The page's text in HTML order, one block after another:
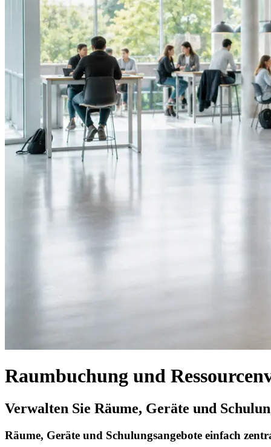
Raumbuchung und
Verwalten Sie Räume, Geräte und
Räume, Geräte und Schulungsangebote einfach